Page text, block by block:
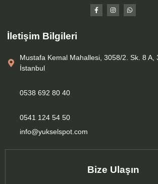
İletişim Bilgileri
Mustafa Kemal Mahallesi, 3058/2. Sk. 8 A,
İstanbul
0538 692 80 40
0541 124 54 50
info@yukselspot.com
Bize Ulaşın